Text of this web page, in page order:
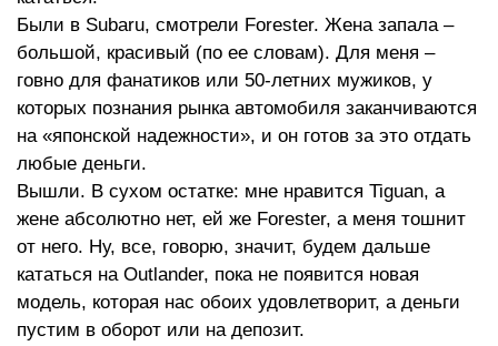
Были в Subaru, смотрели Forester. Жена запала –
большой, красивый (по ее словам). Для меня –
говно для фанатиков или 50-летних мужиков, у
которых познания рынка автомобиля заканчиваются
на «японской надежности», и он готов за это отдать
любые деньги.
Вышли. В сухом остатке: мне нравится Tiguan, а
жене абсолютно нет, ей же Forester, а меня тошнит
от него. Ну, все, говорю, значит, будем дальше
кататься на Outlander, пока не появится новая
модель, которая нас обоих удовлетворит, а деньги
пустим в оборот или на депозит.